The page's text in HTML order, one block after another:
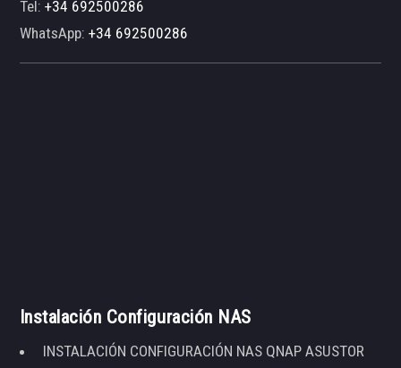
Tel:+34 692500286
WhatsApp:+34 692500286
Instalación Configuración NAS
INSTALACIÓN CONFIGURACIÓN NAS QNAP ASUSTOR